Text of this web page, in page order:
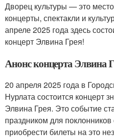
Дворец культуры — это
концерты, спектакли и
апреле 2025 года здесь
концерт Элвина Грея!
Анонс концерта Элвина
20 апреля 2025 года в
Нурлата состоится концерт
Элвина Грея. Это событие
праздником для
приобрести билеты на это